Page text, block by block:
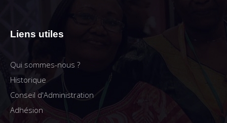
Liens utiles
Qui sommes-nous ?
Historique
Conseil d'Administration
Adhésion